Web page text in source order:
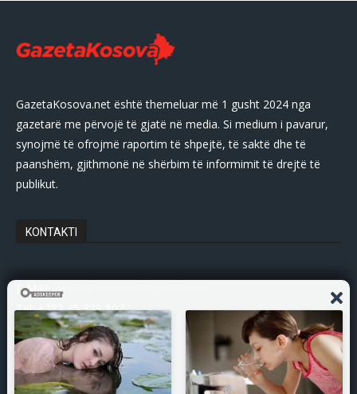
GazetaKosova.net është themeluar më 1 gusht 2024 nga
gazetarë me përvojë të gjatë në media. Si medium i pavarur,
synojmë të ofrojmë raportim të shpejtë, të saktë dhe të
paanshëm, gjithmonë në shërbim të informimit të drejtë të
publikut.
KONTAKTI
E-Mail:gazetakosovanet@gmail.com
Tel: +383 45 339 807